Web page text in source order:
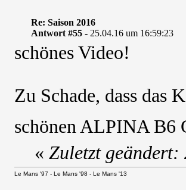
Re: Saison 2016
Antwort #55 - 25.04.16 um 16:59:23
schönes Video!
Zu Schade, dass das
schönen ALPINA
« Zuletzt
Le Mans '97 - Le Mans '98 - Le Mans '13